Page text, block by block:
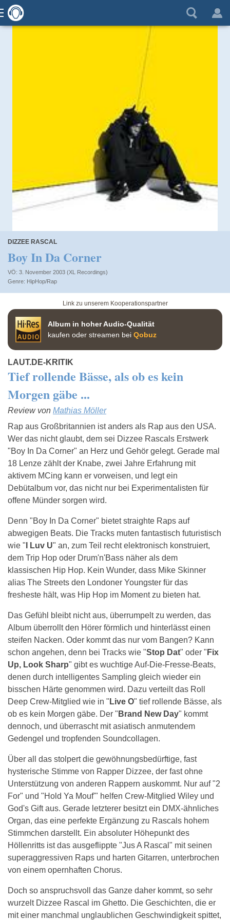
DIZZEE RASCAL
Boy In Da Corner
VÖ: 3. November 2003 (XL Recordings)
HipHop/Rap
Link zu unserem Kooperationspartner
Album in hoher Audio-Qualität
kaufen oder streamen bei Qobuz
LAUT.DE-KRITIK
Tief rollende Bässe, als ob es kein
Morgen gäbe ...
Review von Mathias Möller
Rap aus Großbritannien ist anders als Rap aus den USA.
Wer das nicht glaubt, dem sei Dizzee Rascals Erstwerk
"Boy In Da Corner" an Herz und Gehör gelegt. Gerade mal
18 Lenze zählt der Knabe, zwei Jahre Erfahrung mit
aktivem MCing kann er vorweisen, und legt ein
Debütalbum vor, das nicht nur bei Experimentalisten für
offene Münder sorgen wird.
Denn "Boy In Da Corner" bietet straighte Raps auf
abwegigen Beats. Die Tracks muten fantastisch futuristisch
wie " I Luv U" an, zum Teil recht elektronisch konstruiert,
dem Trip Hop oder Drum'n'Bass näher als dem
klassischen Hip Hop. Kein Wunder, dass Mike Skinner
alias The Streets den Londoner Youngster für das
fresheste hält, was Hip Hop im Moment zu bieten hat.
Das Gefühl bleibt nicht aus, überrumpelt zu werden, das
Album überrollt den Hörer förmlich und hinterlässt einen
steifen Nacken. Oder kommt das nur vom Bangen? Kann
schon angehen, denn bei Tracks wie "Stop Dat" oder " Fix
Up, Look Sharp" gibt es wuchtige Auf-Die-Fresse-Beats,
denen durch intelligentes Sampling gleich wieder ein
bisschen Härte genommen wird. Dazu verteilt das Roll
Deep Crew-Mitglied wie in " Live O" tief rollende Bässe, als
ob es kein Morgen gäbe. Der " Brand New Day" kommt
dennoch, und überrascht mit asiatisch anmutendem
Gedengel und tropfenden Soundcollagen.
Über all das stolpert die gewöhnungsbedürftige, fast
hysterische Stimme von Rapper Dizzee, der fast ohne
Unterstützung von anderen Rappern auskommt. Nur auf "2
For" und "Hold Ya Mouf'" helfen Crew-Mitglied Wiley und
God's Gift aus. Gerade letzterer besitzt ein DMX-ähnliches
Organ, das eine perfekte Ergänzung zu Rascals hohem
Stimmchen darstellt. Ein absoluter Höhepunkt des
Höllenritts ist das ausgeflippte "Jus A Rascal" mit seinen
superaggressiven Raps und harten Gitarren, unterbrochen
von einem opernhaften Chorus.
Doch so anspruchsvoll das Ganze daher kommt, so sehr
wurzelt Dizzee Rascal im Ghetto. Die Geschichten, die er
mit einer manchmal unglaublichen Geschwindigkeit spittet,